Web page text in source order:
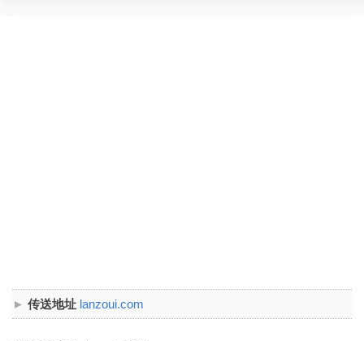
传送地址 lanzoui.com